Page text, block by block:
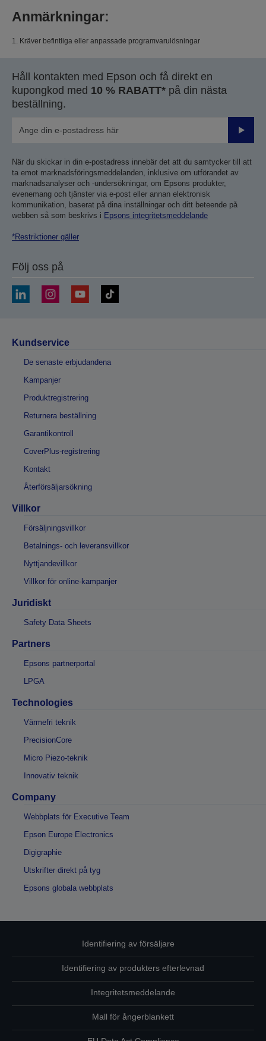
Anmärkningar:
1. Kräver befintliga eller anpassade programvarulösningar
Håll kontakten med Epson och få direkt en
kupongkod med 10 % RABATT* på din nästa
beställning.
Skicka
När du skickar in din e-postadress innebär det att du samtycker till att
ta emot marknadsföringsmeddelanden, inklusive om utförandet av
marknadsanalyser och -undersökningar, om Epsons produkter,
evenemang och tjänster via e-post eller annan elektronisk
kommunikation, baserat på dina inställningar och ditt beteende på
webben så som beskrivs i Epsons integritetsmeddelande
*Restriktioner gäller
Följ oss på
Kundservice
De senaste erbjudandena
Kampanjer
Produktregistrering
Returnera beställning
Garantikontroll
CoverPlus-registrering
Kontakt
Återförsäljarsökning
Villkor
Försäljningsvillkor
Betalnings- och leveransvillkor
Nyttjandevillkor
Villkor för online-kampanjer
Juridiskt
Safety Data Sheets
Partners
Epsons partnerportal
LPGA
Technologies
Värmefri teknik
PrecisionCore
Micro Piezo-teknik
Innovativ teknik
Company
Webbplats för Executive Team
Epson Europe Electronics
Digigraphie
Utskrifter direkt på tyg
Epsons globala webbplats
Identifiering av försäljare
Identifiering av produkters efterlevnad
Integritetsmeddelande
Mall för ångerblankett